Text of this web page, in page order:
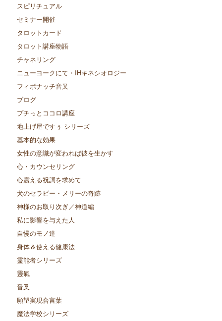
スピリチュアル
セミナー開催
タロットカード
タロット講座物語
チャネリング
ニューヨークにて・IHキネシオロジー
フィボナッチ音叉
ブログ
プチっとココロ講座
地上げ屋ですぅ シリーズ
基本的な効果
女性の意識が変われば彼を生かす
心・カウンセリング
心震える祝詞を求めて
犬のセラピー・メリーの奇跡
神様のお取り次ぎ／神道編
私に影響を与えた人
自慢のモノ達
身体＆使える健康法
霊能者シリーズ
靈氣
音叉
願望実現合言葉
魔法学校シリーズ